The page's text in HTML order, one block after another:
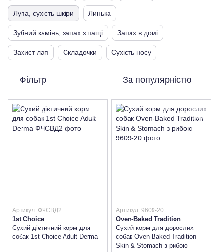
Лупа, сухість шкіри Линька
Зубний камінь, запах з пащі Запах в домі
Захист лап Складочки Сухість носу
Фільтр За популярністю
Артикул: ФЧСВД2
1st Choice
Сухий дієтичний корм для
собак 1st Choice Adult Derma
Артикул: 9609-20
Oven-Baked Tradition
Сухий корм для дорослих
собак Oven-Baked Tradition
Skin & Stomach з рибою